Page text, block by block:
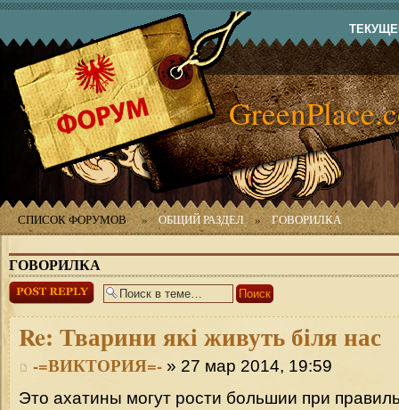
СПИСОК ФОРУМОВ » ОБЩИЙ РАЗДЕЛ » ГОВОРИЛКА
ГОВОРИЛКА
Ответить
Re: Тварини які живуть біля нас
-=ВИКТОРИЯ=- » 27 мар 2014, 19:59
Это ахатины могут рости большии при